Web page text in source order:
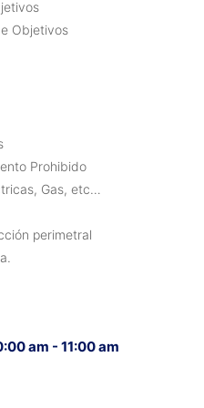
Objetivos
Prohibido
Gas, etc…
perimetral
am - 11:00 am